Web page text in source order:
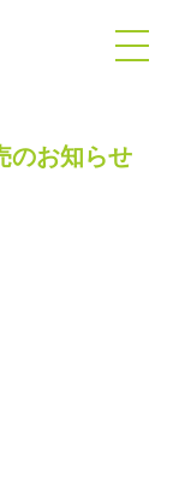
のお知らせ